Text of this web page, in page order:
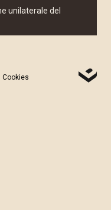
unilaterale del
Cookies